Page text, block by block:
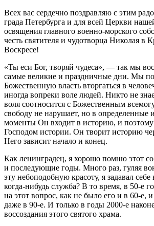
Всех вас сердечно поздравляю с этим
града Петербурга и для всей Церкви
освящения главного военно-морского
честь святителя и чудотворца Николая в
Воскресе!
«Ты еси Бог, творяй чудеса», — так мы
самые великие и праздничные дни. Мы
Божественную власть вторгаться в
иногда вопреки воле людей. Никто не
воля соотносится с Божественным
свободу не нарушает, но в определенные
моменты Он входит в историю, и
Господом истории. Он творит историю
Него зависит начало и конец.
Как ленинградец, я хорошо помню этот
и последующие годы. Много раз, гуляя
эту небоподобную красоту, я задавал себе
когда-нибудь служба? В то время, в 50-е
на этот вопрос, как не было его и в 60-е,
даже в 90-е. И только в годы 2000-е
воссоздания этого святого храма.